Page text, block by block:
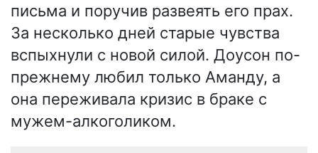
письма и поручив развеять его прах.
За несколько дней старые чувства
вспыхнули с новой силой. Доусон по-
прежнему любил только Аманду, а
она переживала кризис в браке с
мужем-алкоголиком.